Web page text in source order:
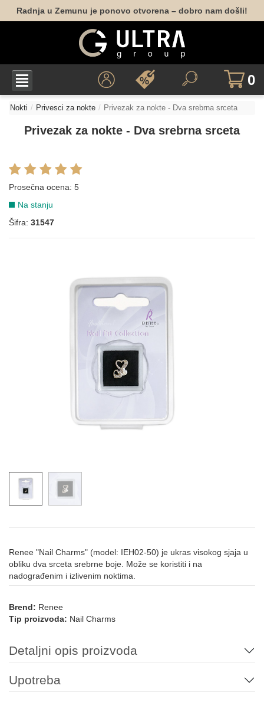
Radnja u Zemunu je ponovo otvorena – dobro nam došli!
0
Nokti Privesci za nokte Privezak za nokte - Dva srebrna srceta
Privezak za nokte - Dva srebrna srceta
Prosečna ocena: 5
Na stanju
Šifra: 31547
Renee "Nail Charms" (model: IEH02-50) je ukras visokog sjaja u
obliku dva srceta srebrne boje. Može se koristiti i na
nadograđenim i izlivenim noktima.
Brend: Renee
Tip proizvoda: Nail Charms
Detaljni opis proizvoda
Upotreba